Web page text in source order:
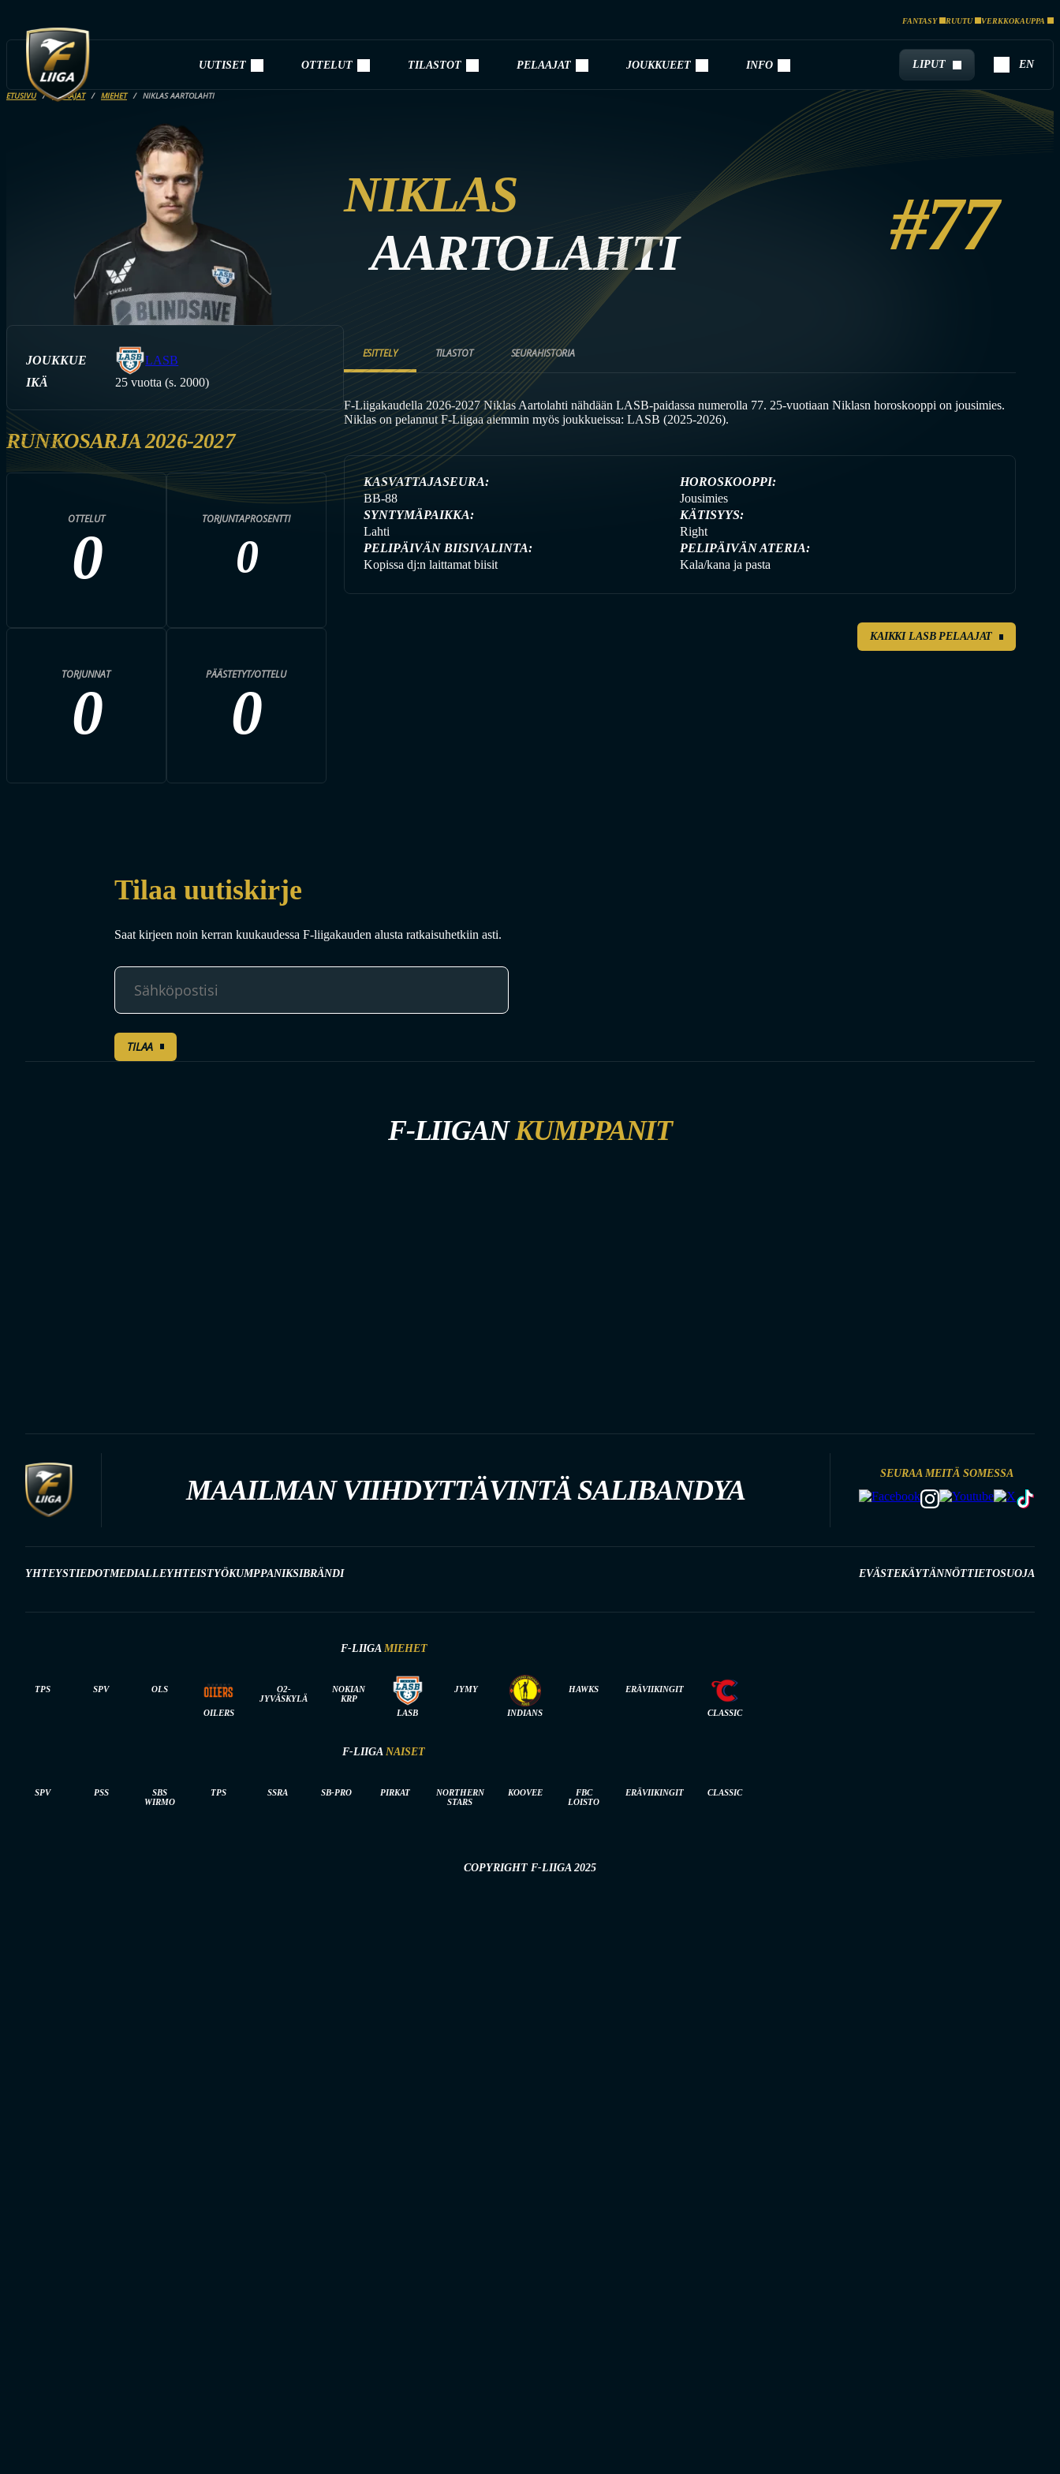
FANTASY RUUTU VERKKOKAUPPA
UUTISET OTTELUT TILASTOT PELAAJAT JOUKKUEET INFO LIPUT EN
ETUSIVU PELAAJAT MIEHET NIKLAS AARTOLAHTI
NIKLAS
AARTOLAHTI
#77
JOUKKUE
LASB
IKÄ
25 vuotta (s. 2000)
RUNKOSARJA 2026-2027
OTTELUT
0
TORJUNTAPROSENTTI
0
TORJUNNAT
0
PÄÄSTETYT/OTTELU
0
ESITTELY TILASTOT SEURAHISTORIA
F-Liigakaudella 2026-2027 Niklas Aartolahti nähdään LASB-paidassa numerolla 77. 25-vuotiaan Niklasn horoskooppi on jousimies.
Niklas on pelannut F-Liigaa aiemmin myös joukkueissa: LASB (2025-2026).
KASVATTAJASEURA:
BB-88
HOROSKOOPPI:
Jousimies
SYNTYMÄPAIKKA:
Lahti
KÄTISYYS:
Right
PELIPÄIVÄN BIISIVALINTA:
Kopissa dj:n laittamat biisit
PELIPÄIVÄN ATERIA:
Kala/kana ja pasta
KAIKKI LASB PELAAJAT
Tilaa uutiskirje
Saat kirjeen noin kerran kuukaudessa F-liigakauden alusta ratkaisuhetkiin asti.
TILAA
F-LIIGANKUMPPANIT
MAAILMAN VIIHDYTTÄVINTÄ SALIBANDYA
SEURAA MEITÄ SOMESSA
YHTEYSTIEDOTMEDIALLEYHTEISTYÖKUMPPANIKSIBRÄNDI EVÄSTEKÄYTÄNNÖTTIETOSUOJA
F-LIIGA MIEHET
TPS SPV OLS
OILERS
O2-
JYVÄSKYLÄ
NOKIAN
KRP
LASB
JYMY
INDIANS
HAWKS ERÄVIIKINGIT
CLASSIC
F-LIIGA NAISET
SPV PSS
SBS
WIRMO
TPS SSRA SB-PRO PIRKAT
NORTHERN
STARS
KOOVEE
FBC
LOISTO
ERÄVIIKINGIT CLASSIC
COPYRIGHT F-LIIGA 2025